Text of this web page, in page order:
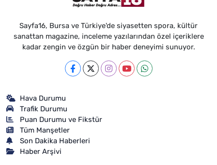
Sayfa16, Bursa ve Türkiye'de siyasetten spora, kültür
sanattan magazine, inceleme yazılarından özel içeriklere
kadar zengin ve özgün bir haber deneyimi sunuyor.
Hava Durumu
Trafik Durumu
Puan Durumu ve Fikstür
Tüm Manşetler
Son Dakika Haberleri
Haber Arşivi